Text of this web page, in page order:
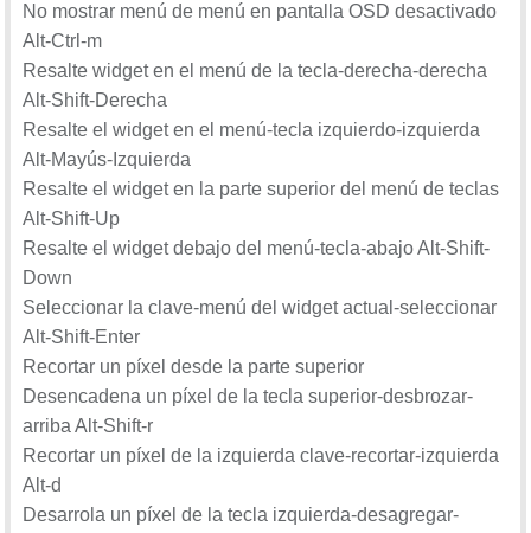
No mostrar menú de menú en pantalla OSD desactivado
Alt-Ctrl-m
Resalte widget en el menú de la tecla-derecha-derecha
Alt-Shift-Derecha
Resalte el widget en el menú-tecla izquierdo-izquierda
Alt-Mayús-Izquierda
Resalte el widget en la parte superior del menú de teclas
Alt-Shift-Up
Resalte el widget debajo del menú-tecla-abajo Alt-Shift-
Down
Seleccionar la clave-menú del widget actual-seleccionar
Alt-Shift-Enter
Recortar un píxel desde la parte superior
Desencadena un píxel de la tecla superior-desbrozar-
arriba Alt-Shift-r
Recortar un píxel de la izquierda clave-recortar-izquierda
Alt-d
Desarrola un píxel de la tecla izquierda-desagregar-